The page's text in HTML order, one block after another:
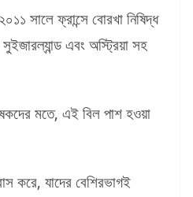
সালে ফ্রান্সে বোরখা নিষিদ্ধ
এবং অস্ট্রিয়া সহ
মতে, এই বিল পাশ হওয়া
করে, যাদের বেশিরভাগই